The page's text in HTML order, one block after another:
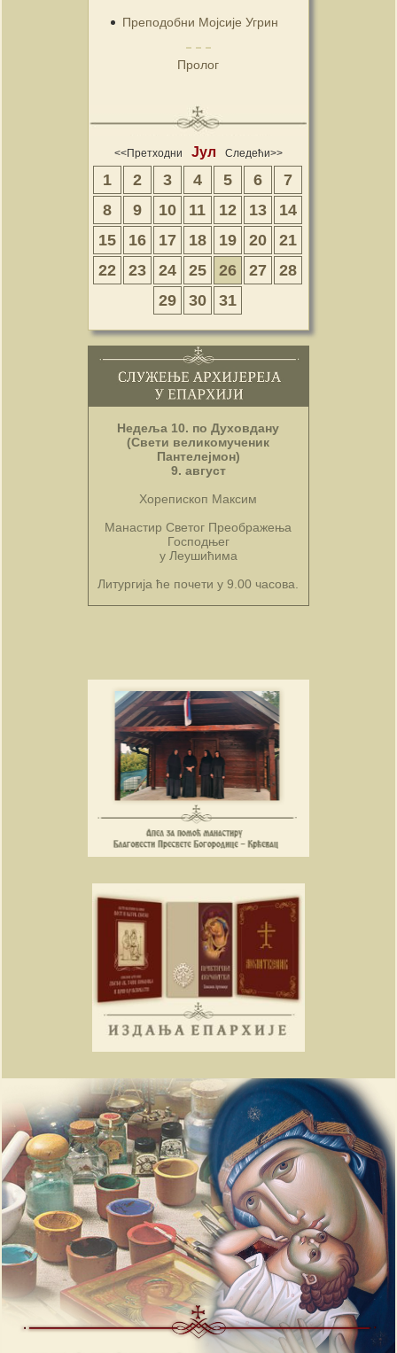
Преподобни Мојсије Угрин
Пролог
<<Претходни Јул Следећи>>
1 2 3 4 5 6
7
8
9 10 11 12 13
14
15
16 17 18 19 20
21
22
23 24 25 26 27
28
29
30 31
Недеља 10. по Духовдану
(Свети великомученик
Пантелејмон)
9. август
Хорепископ Максим
Манастир Светог Преображења
Господњег
у Леушићима
Литургија ће почети у 9.00 часова.